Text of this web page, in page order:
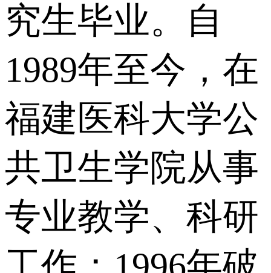
究生毕业。自
1989年至今，在
福建医科大学公
共卫生学院从事
专业教学、科研